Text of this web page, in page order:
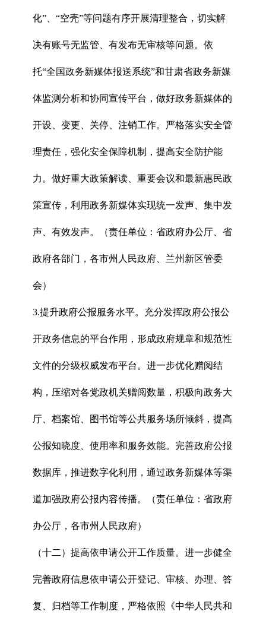
化”、“空壳”等问题有序开展清理整合，切实解
决有账号无监管、有发布无审核等问题。依
托“全国政务新媒体报送系统”和甘肃省政务新媒
体监测分析和协同宣传平台，做好政务新媒体的
开设、变更、关停、注销工作。严格落实安全管
理责任，强化安全保障机制，提高安全防护能
力。做好重大政策解读、重要会议和最新惠民政
策宣传，利用政务新媒体实现统一发声、集中发
声、有效发声。（责任单位：省政府办公厅、省
政府各部门，各市州人民政府、兰州新区管委
会）
3.提升政府公报服务水平。充分发挥政府公报公
开政务信息的平台作用，形成政府规章和规范性
文件的分级权威发布平台。进一步优化赠阅结
构，压缩对各党政机关赠阅数量，积极向政务大
厅、档案馆、图书馆等公共服务场所倾斜，提高
公报知晓度、使用率和服务效能。完善政府公报
数据库，推进数字化利用，通过政务新媒体等渠
道加强政府公报内容传播。（责任单位：省政府
办公厅，各市州人民政府）
（十二）提高依申请公开工作质量。进一步健全
完善政府信息依申请公开登记、审核、办理、答
复、归档等工作制度，严格依照《中华人民共和